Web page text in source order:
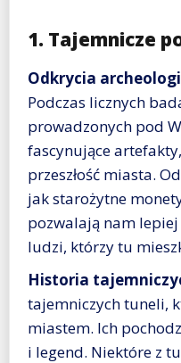
1. Tajemnicze
Odkrycia
Podczas licznych
prowadzonych pod
fascynujące
przeszłość miasta.
jak starożytne
pozwalają nam
ludzi, którzy tu
Historia
tajemniczych tuneli,
miastem. Ich
i legend. Niektóre z